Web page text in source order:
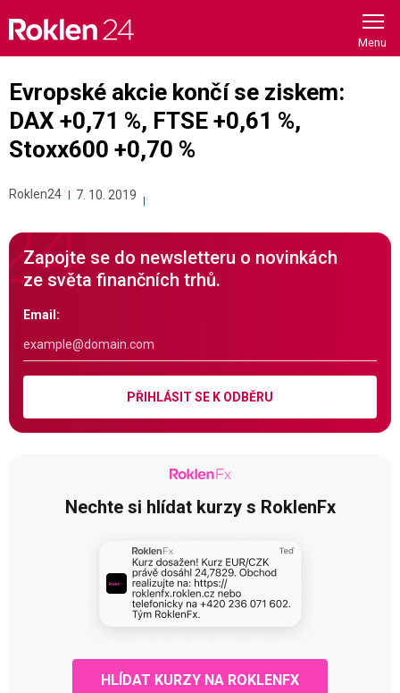
content
Evropské akcie končí se ziskem:
DAX +0,71 %, FTSE +0,61 %,
Stoxx600 +0,70 %
Roklen24 7. 10. 2019
Zapojte se do newsletteru o novinkách
ze světa finančních trhů.
Email:
PŘIHLÁSIT SE K ODBĚRU
Nechte si hlídat kurzy s RoklenFx
HLÍDAT KURZY NA ROKLENFX